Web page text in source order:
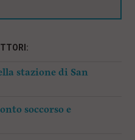
stazione di San
soccorso e